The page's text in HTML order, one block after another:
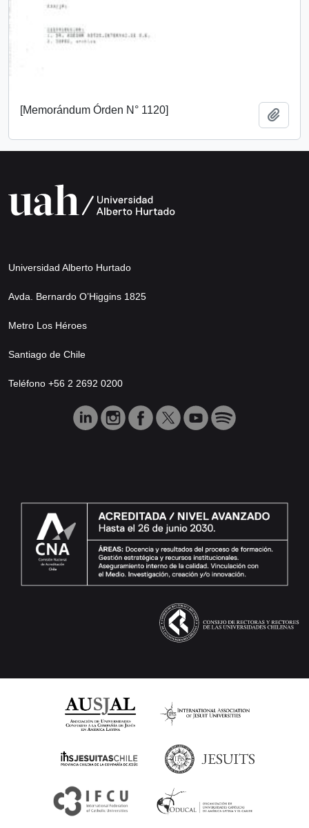
[Memorándum Órden N° 1120]
Universidad Alberto Hurtado
Avda. Bernardo O’Higgins 1825
Metro Los Héroes
Santiago de Chile
Teléfono +56 2 2692 0200